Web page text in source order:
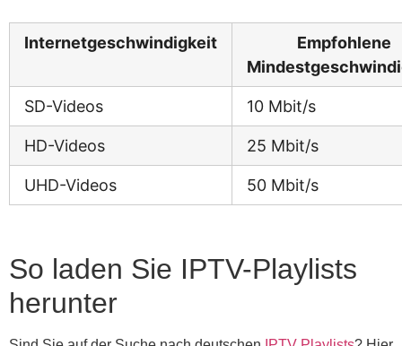
Internetgeschwindigkeit
Empfohlene
SD-Videos 10 Mbit/s
HD-Videos 25 Mbit/s
UHD-Videos 50 Mbit/s
So laden Sie IPTV-Playlists
herunter